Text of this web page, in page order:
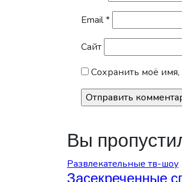
Email*
Сайт
Сохранить моё
Вы
Развлекательные тв-шоу